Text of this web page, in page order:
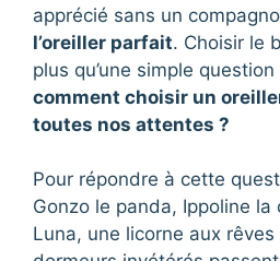
apprécié sans un
l’oreiller parfait. Choisir le
plus qu’une simple
comment choisir un
toutes nos attentes ?
Pour répondre à cette
Gonzo le panda, Ippoline
Luna, une licorne aux